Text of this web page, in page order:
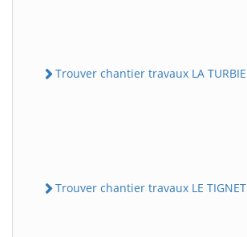
Trouver chantier travaux LA TURBIE
Trouver chantier travaux LE TIGNET